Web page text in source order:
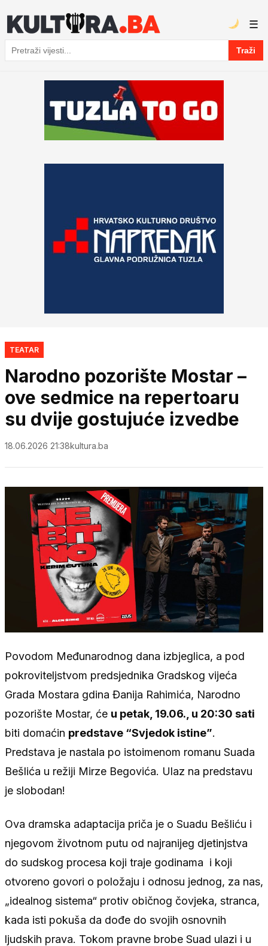
Pretraga
Traži
☰
TEATAR
Narodno pozorište Mostar –
ove sedmice na repertoaru
su dvije gostujuće izvedbe
18.06.2026 21:38kultura.ba
Povodom Međunarodnog dana izbjeglica, a pod
pokroviteljstvom predsjednika Gradskog vijeća
Grada Mostara gdina Đanija Rahimića, Narodno
pozorište Mostar, će u petak, 19.06., u 20:30 sati
biti domaćin predstave “Svjedok istine”.
Predstava je nastala po istoimenom romanu Suada
Bešlića u režiji Mirze Begovića. Ulaz na predstavu
je slobodan!
Ova dramska adaptacija priča je o Suadu Bešliću i
njegovom životnom putu od najranijeg djetinjstva
do sudskog procesa koji traje godinama i koji
otvoreno govori o položaju i odnosu jednog, za nas,
„idealnog sistema“ protiv običnog čovjeka, stranca,
kada isti pokuša da dođe do svojih osnovnih
ljudskih prava. Tokom pravne brobe Suad ulazi i u